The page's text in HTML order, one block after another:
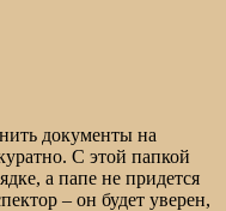
документы на
С этой папкой
а папе не придется
– он будет уверен,